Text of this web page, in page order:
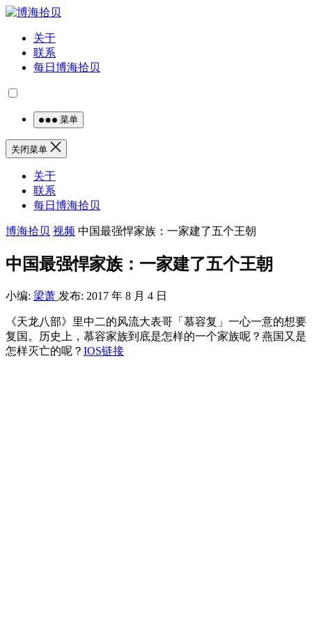
关于
联系
每日博海拾贝
菜单
关闭菜单
关于
联系
每日博海拾贝
博海拾贝 视频 中国最强悍家族：一家建了五个王朝
中国最强悍家族：一家建了五个王朝
小编: 梁萧 发布: 2017 年 8 月 4 日
《天龙八部》里中二的风流大表哥「慕容复」一心一意的想要
复国。历史上，慕容家族到底是怎样的一个家族呢？燕国又是
怎样灭亡的呢？ IOS链接